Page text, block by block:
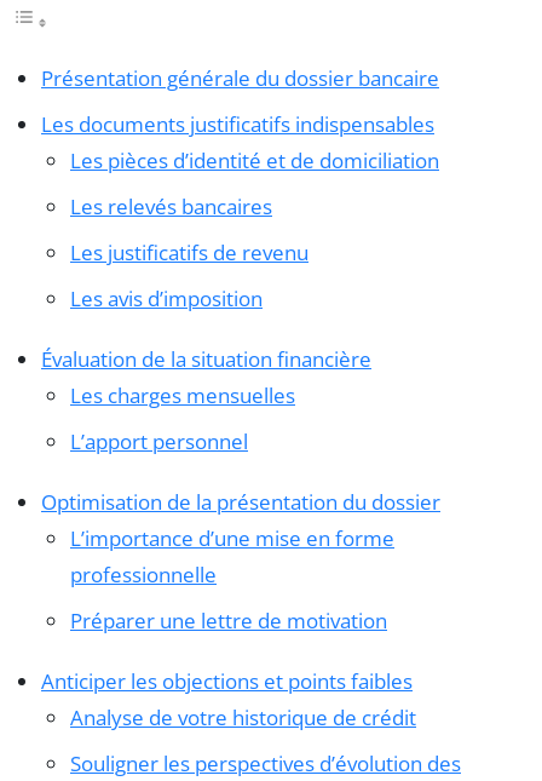
Présentation générale du dossier bancaire
Les documents justificatifs indispensables
Les pièces d’identité et de domiciliation
Les relevés bancaires
Les justificatifs de revenu
Les avis d’imposition
Évaluation de la situation financière
Les charges mensuelles
L’apport personnel
Optimisation de la présentation du dossier
L’importance d’une mise en forme
professionnelle
Préparer une lettre de motivation
Anticiper les objections et points faibles
Analyse de votre historique de crédit
Souligner les perspectives d’évolution des